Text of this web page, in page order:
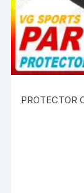
PROTECTOR